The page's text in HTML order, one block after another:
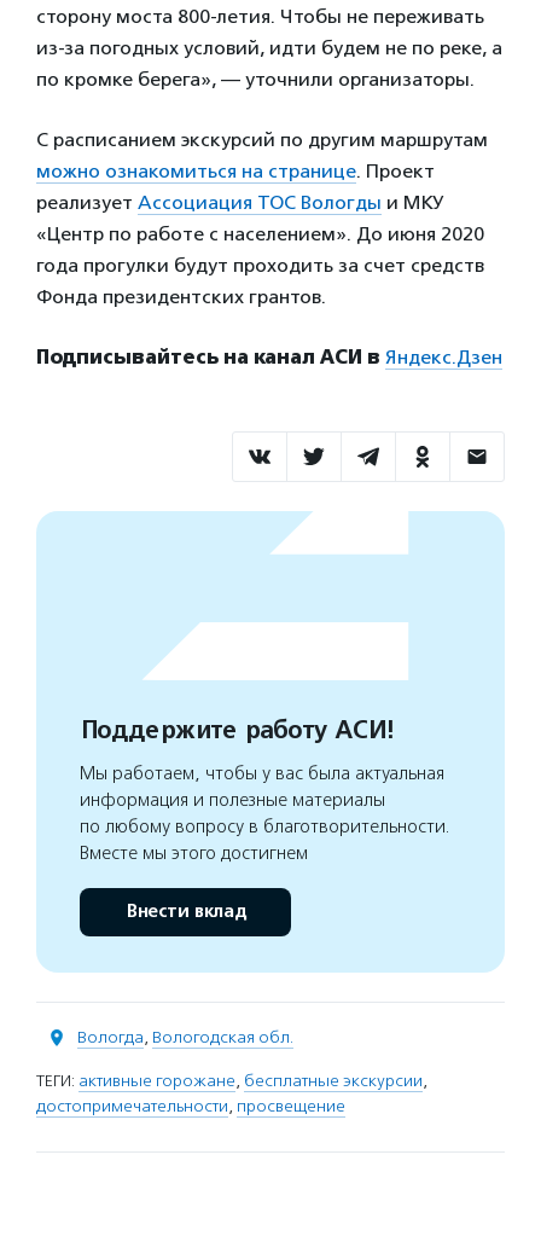
сторону моста 800-летия. Чтобы не переживать
из-за погодных условий, идти будем не по реке, а
по кромке берега», — уточнили организаторы.
С расписанием экскурсий по другим маршрутам
можно ознакомиться на странице. Проект
реализует Ассоциация ТОС Вологды и МКУ
«Центр по работе с населением». До июня 2020
года прогулки будут проходить за счет средств
Фонда президентских грантов.
Подписывайтесь на канал АСИ в Яндекс.Дзен
Поддержите работу АСИ!
Мы работаем, чтобы у вас была актуальная
информация и полезные материалы
по любому вопросу в благотворительности.
Вместе мы этого достигнем
Внести вклад
Вологда, Вологодская обл.
ТЕГИ: активные горожане, бесплатные экскурсии,
достопримечательности, просвещение